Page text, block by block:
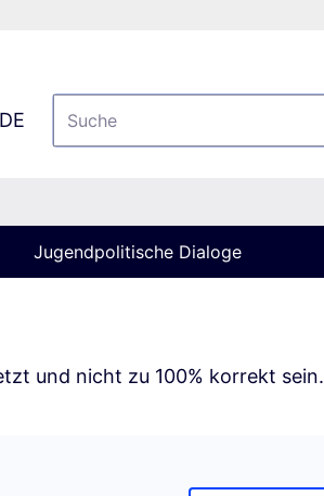
DE
Jugendpolitische Dialoge
und nicht zu 100% korrekt sein.